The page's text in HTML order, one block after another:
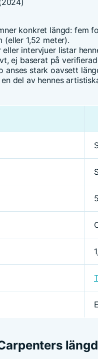
konkret längd: fem
(eller 1,52 meter).
intervjuer listar
ej baserat på
anses stark oavsett
del av hennes